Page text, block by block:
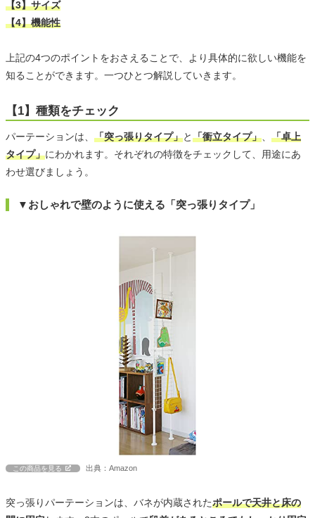
【3】サイズ
【4】機能性
上記の4つのポイントをおさえることで、より具体的に欲しい機能を
知ることができます。一つひとつ解説していきます。
【1】種類をチェック
パーテーションは、 「突っ張りタイプ」と「衝立タイプ」、 「卓上
タイプ」にわかれます。それぞれの特徴をチェックして、用途にあ
わせ選びましょう。
▼おしゃれで壁のように使える「突っ張りタイプ」
この商品を見る 出典：Amazon
突っ張りパーテーションは、バネが内蔵されたポールで天井と床の